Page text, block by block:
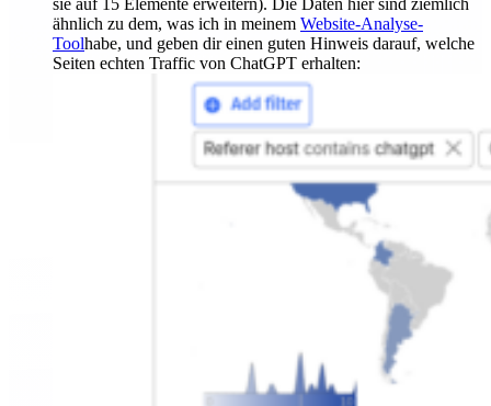
sie auf 15 Elemente erweitern). Die Daten hier sind ziemlich
ähnlich zu dem, was ich in meinem Website-Analyse-
Toolhabe, und geben dir einen guten Hinweis darauf, welche
Seiten echten Traffic von ChatGPT erhalten: